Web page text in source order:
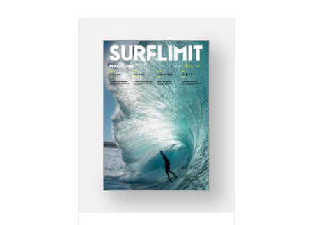
AÑADIR AL
CARRITO /
DETALLES